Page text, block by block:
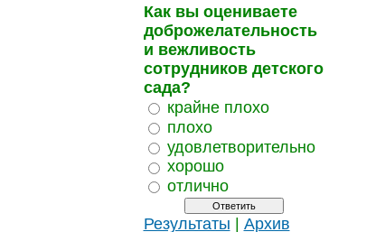
Как вы оцениваете
доброжелательность
и вежливость
сотрудников детского
сада?
крайне плохо
плохо
удовлетворительно
хорошо
отлично
Результаты | Архив